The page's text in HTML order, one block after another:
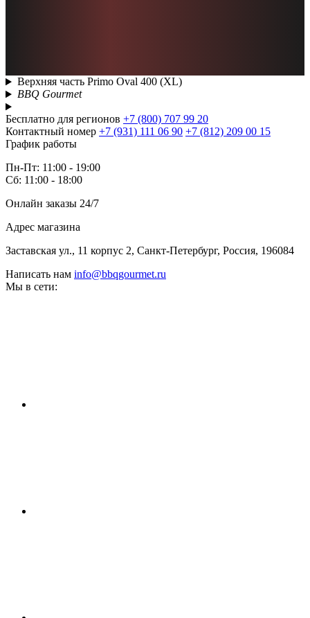
Верхняя часть Primo Oval 400 (XL)
BBQ Gourmet
Бесплатно для регионов +7 (800) 707 99 20
Контактный номер +7 (931) 111 06 90 +7 (812) 209 00 15
График работы
Пн-Пт: 11:00 - 19:00
Сб: 11:00 - 18:00
Онлайн заказы 24/7
Адрес магазина
Заставская ул., 11 корпус 2, Санкт-Петербург, Россия, 196084
Написать нам info@bbqgourmet.ru
Мы в сети: